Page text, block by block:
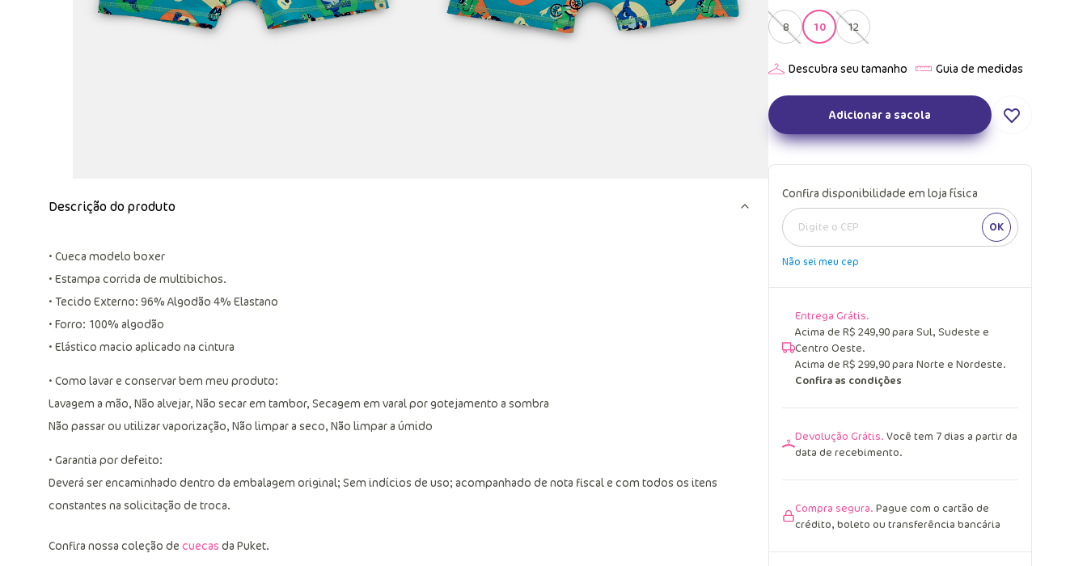
Descrição do produto
• Cueca modelo boxer
• Estampa corrida de multibichos.
• Tecido Externo: 96% Algodão 4% Elastano
• Forro: 100% algodão
• Elástico macio aplicado na cintura
• Como lavar e conservar bem meu produto:
Lavagem a mão, Não alvejar, Não secar em tambor, Secagem em varal por gotejamento a sombra
Não passar ou utilizar vaporização, Não limpar a seco, Não limpar a úmido
• Garantia por defeito:
Deverá ser encaminhado dentro da embalagem original; Sem indícios de uso; acompanhado de nota fiscal e com todos os itens
constantes na solicitação de troca.
Confira nossa coleção de cuecas da Puket.
8 10 12
Adicionar a sacola
Confira disponibilidade em loja física
OK
Não sei meu cep
Entrega Grátis.
Acima de R$ 249,90 para Sul, Sudeste e
Centro Oeste.
Acima de R$ 299,90 para Norte e Nordeste.
Confira as condições
Devolução Grátis. Você tem 7 dias a partir da
data de recebimento.
Compra segura. Pague com o cartão de
crédito, boleto ou transferência bancária